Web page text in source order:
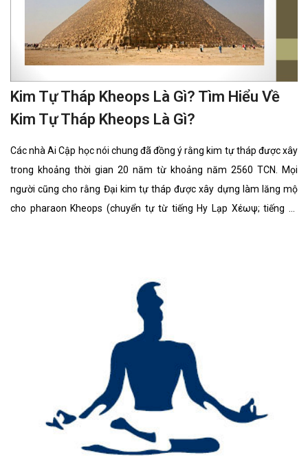
Kim Tự Tháp Kheops Là Gì? Tìm Hiểu Về
Kim Tự Tháp Kheops Là Gì?
Các nhà Ai Cập học nói chung đã đồng ý rằng kim tự tháp được xây
trong khoảng thời gian 20 năm từ khoảng năm 2560 TCN. Mọi
người cũng cho rằng Đại kim tự tháp được xây dựng làm lăng mộ
cho pharaon Kheops (chuyển tự từ tiếng Hy Lạp Χέωψ; tiếng Ai